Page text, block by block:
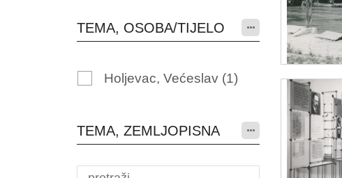
TEMA, OSOBA/TIJELO
Holjevac, Većeslav (1)
TEMA, ZEMLJOPISNA